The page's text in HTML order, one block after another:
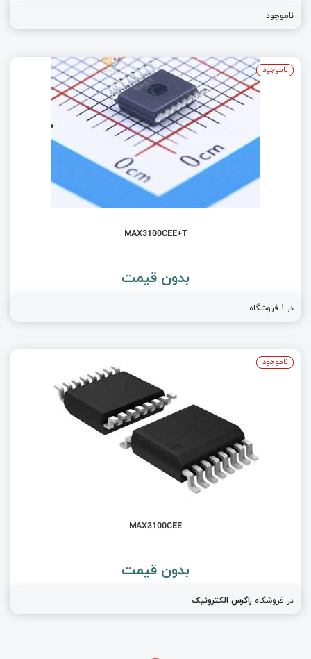
ناموجود
MAX3100CEE+T
بدون قیمت
در 1 فروشگاه
ناموجود
MAX3100CEE
بدون قیمت
در فروشگاه زاگرس الکترونیک
ناموجود